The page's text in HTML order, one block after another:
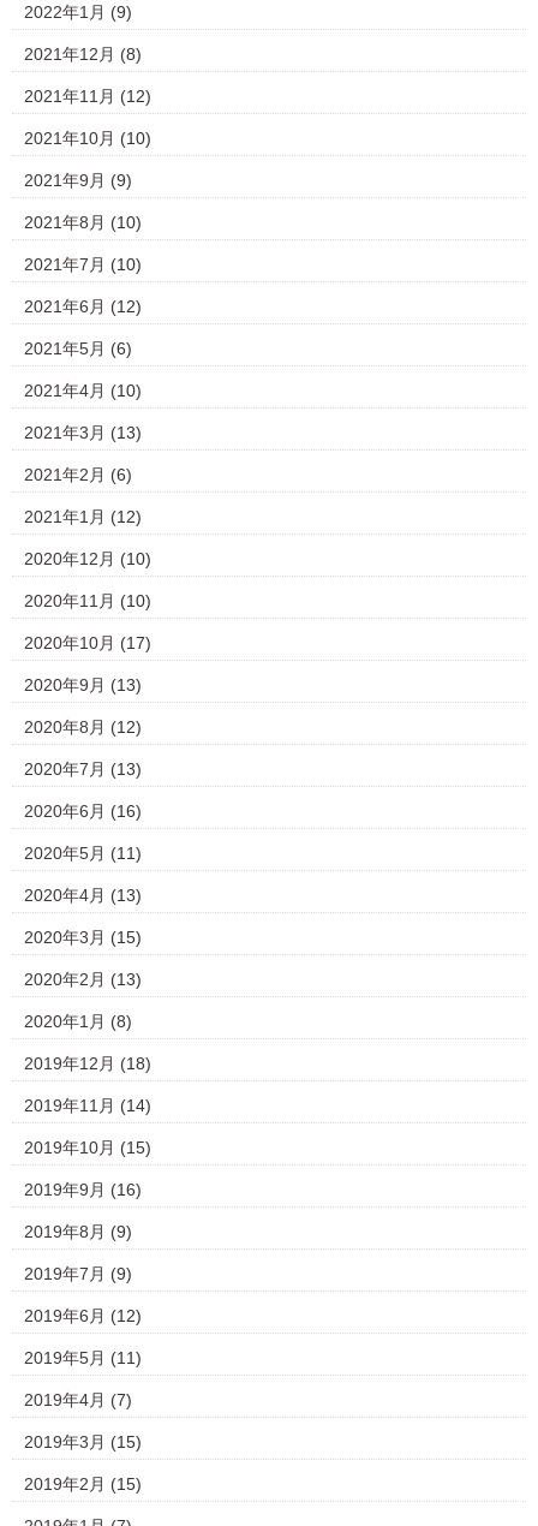
2022年1月 (9)
2021年12月 (8)
2021年11月 (12)
2021年10月 (10)
2021年9月 (9)
2021年8月 (10)
2021年7月 (10)
2021年6月 (12)
2021年5月 (6)
2021年4月 (10)
2021年3月 (13)
2021年2月 (6)
2021年1月 (12)
2020年12月 (10)
2020年11月 (10)
2020年10月 (17)
2020年9月 (13)
2020年8月 (12)
2020年7月 (13)
2020年6月 (16)
2020年5月 (11)
2020年4月 (13)
2020年3月 (15)
2020年2月 (13)
2020年1月 (8)
2019年12月 (18)
2019年11月 (14)
2019年10月 (15)
2019年9月 (16)
2019年8月 (9)
2019年7月 (9)
2019年6月 (12)
2019年5月 (11)
2019年4月 (7)
2019年3月 (15)
2019年2月 (15)